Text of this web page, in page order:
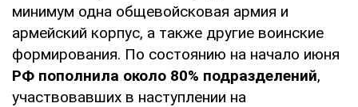
минимум одна общевойсковая армия и
армейский корпус, а также другие воинские
формирования. По состоянию на начало июня
РФ пополнила около 80% подразделений,
участвовавших в наступлении на